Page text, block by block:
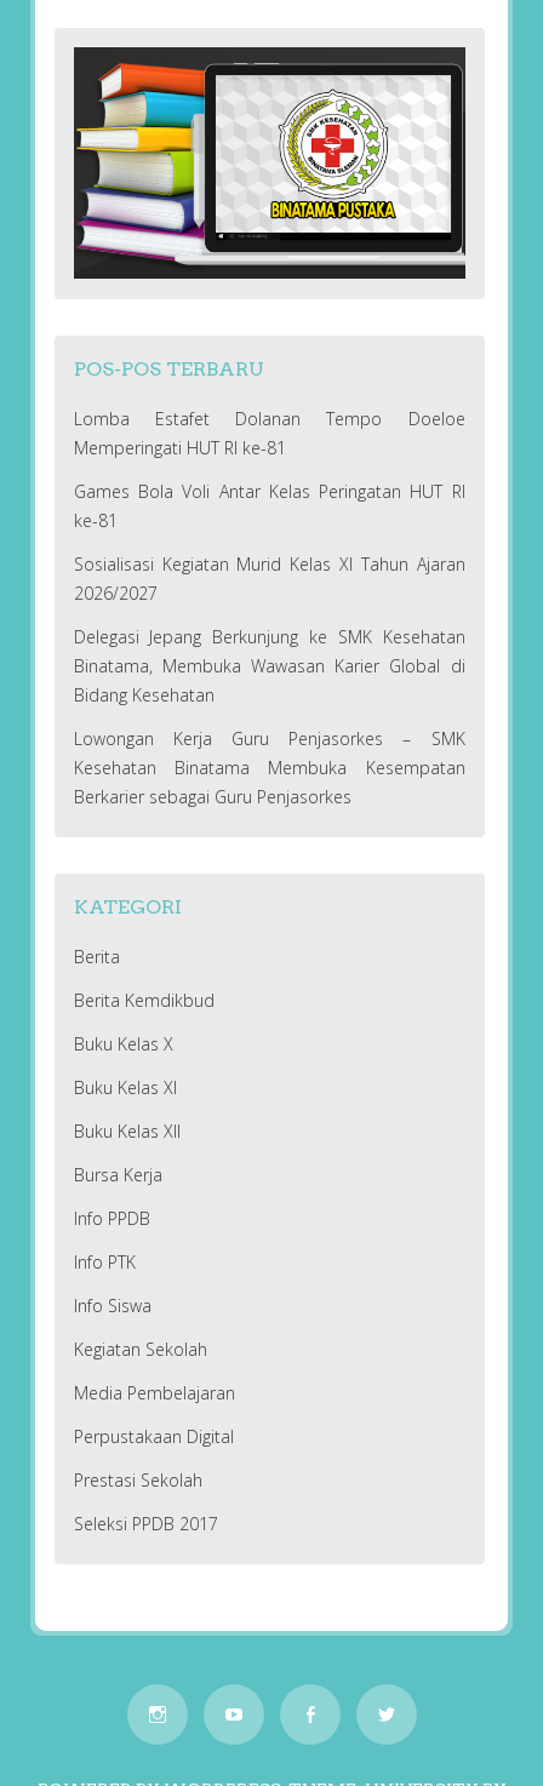
POS-POS TERBARU
Lomba Estafet Dolanan Tempo Doeloe
Memperingati HUT RI ke-81
Games Bola Voli Antar Kelas Peringatan HUT RI
ke-81
Sosialisasi Kegiatan Murid Kelas XI Tahun Ajaran
2026/2027
Delegasi Jepang Berkunjung ke SMK Kesehatan
Binatama, Membuka Wawasan Karier Global di
Bidang Kesehatan
Lowongan Kerja Guru Penjasorkes – SMK
Kesehatan Binatama Membuka Kesempatan
Berkarier sebagai Guru Penjasorkes
KATEGORI
Berita
Berita Kemdikbud
Buku Kelas X
Buku Kelas XI
Buku Kelas XII
Bursa Kerja
Info PPDB
Info PTK
Info Siswa
Kegiatan Sekolah
Media Pembelajaran
Perpustakaan Digital
Prestasi Sekolah
Seleksi PPDB 2017